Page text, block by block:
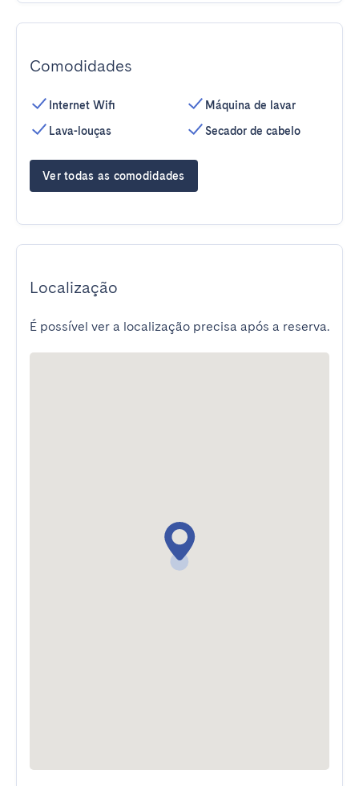
Comodidades
Internet Wifi
Lava-louças
Máquina de lavar
Secador de cabelo
Ver todas as comodidades
Localização
É possível ver a localização precisa após a reserva.